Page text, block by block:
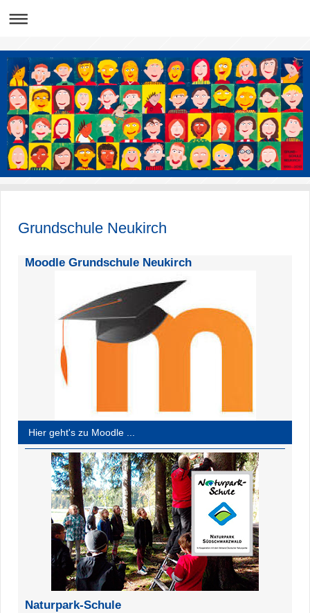
Grundschule Neukirch
Moodle Grundschule Neukirch
Hier geht's zu Moodle ...
Naturpark-Schule